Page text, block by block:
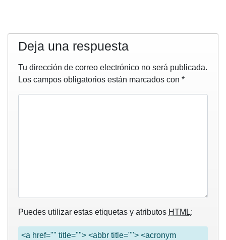
Deja una respuesta
Tu dirección de correo electrónico no será publicada.
Los campos obligatorios están marcados con *
Puedes utilizar estas etiquetas y atributos HTML:
<a href="" title=""> <abbr title=""> <acronym